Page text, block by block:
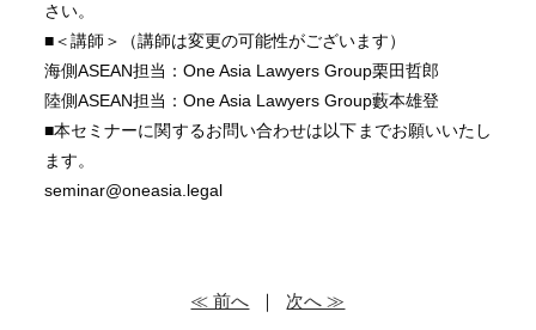
さい。
■＜講師＞（講師は変更の可能性がございます）
海側ASEAN担当：One Asia Lawyers Group栗田哲郎
陸側ASEAN担当：One Asia Lawyers Group藪本雄登
■本セミナーに関するお問い合わせは以下までお願いいたし
ます。
seminar@oneasia.legal
≪ 前へ ｜ 次へ ≫